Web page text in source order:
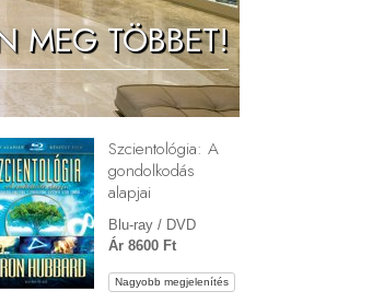
a munkahelyen
és az állapotok
oka
alapjai
relations alapjai
MEG TÖBBET!
Szcientológia: A
gondolkodás
alapjai
Blu-ray / DVD
Ár 8600 Ft
Nagyobb megjelenítés